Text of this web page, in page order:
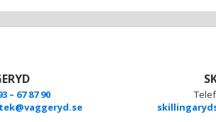
– 67 87 90